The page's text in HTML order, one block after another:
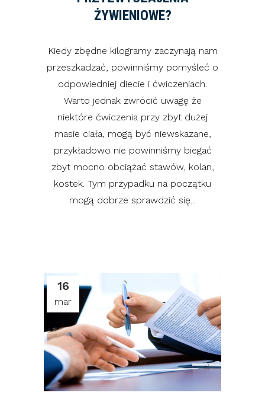
ŻYWIENIOWE?
Kiedy zbędne kilogramy zaczynają nam
przeszkadzać, powinniśmy pomyśleć o
odpowiedniej diecie i ćwiczeniach.
Warto jednak zwrócić uwagę że
niektóre ćwiczenia przy zbyt dużej
masie ciała, mogą być niewskazane,
przykładowo nie powinniśmy biegać
zbyt mocno obciążać stawów, kolan,
kostek. Tym przypadku na początku
mogą dobrze sprawdzić się...
16
mar